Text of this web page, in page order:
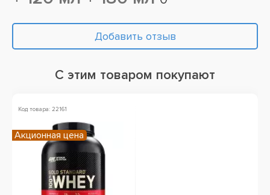
Добавить отзыв
С этим товаром покупают
Код товара: 22161
Акционная цена